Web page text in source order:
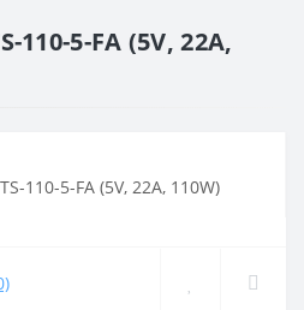
110-5-FA (5V, 22A,